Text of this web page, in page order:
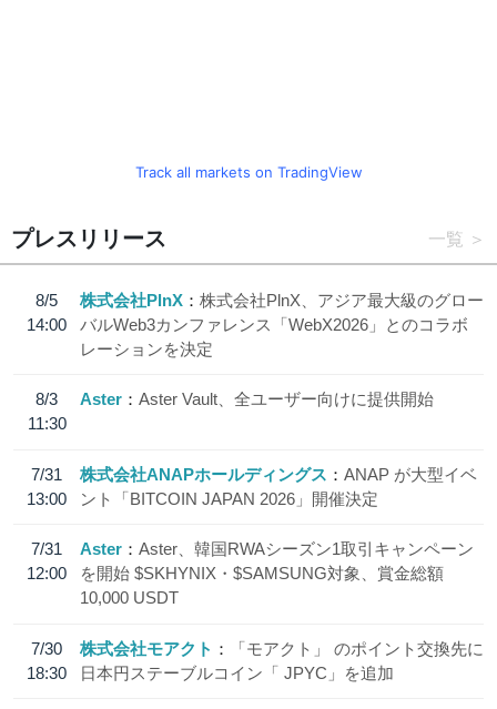
Track all markets on TradingView
プレスリリース 一覧
8/5
14:00
株式会社PlnX
株式会社PlnX、アジア最大級のグロー
バルWeb3カンファレンス「WebX2026」とのコラボ
レーションを決定
8/3
11:30
Aster Aster Vault、全ユーザー向けに提供開始
7/31
13:00
株式会社ANAPホールディングス
ANAP が大型イベ
ント「BITCOIN JAPAN 2026」開催決定
7/31
12:00
Aster
Aster、韓国RWAシーズン1取引キャンペーン
を開始 $SKHYNIX・$SAMSUNG対象、賞金総額
10,000 USDT
7/30
18:30
株式会社モアクト
「モアクト」 のポイント交換先に
日本円ステーブルコイン「 JPYC」を追加